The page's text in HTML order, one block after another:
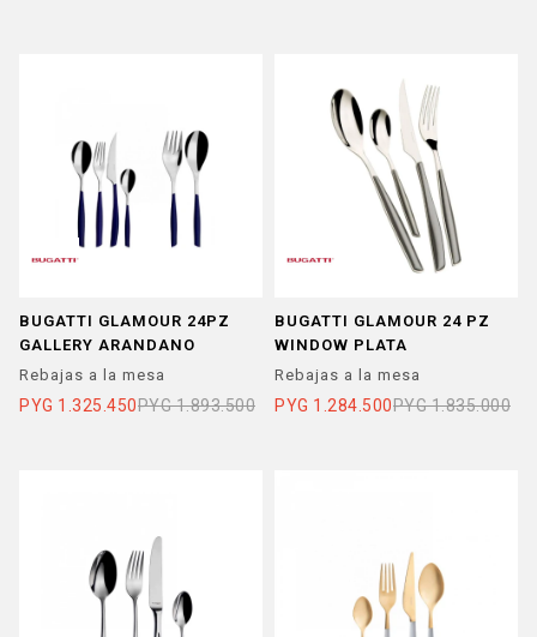
BUGATTI GLAMOUR 24PZ
GALLERY ARANDANO
Rebajas a la mesa
PYG 1.325.450PYG 1.893.500
BUGATTI GLAMOUR 24 PZ
WINDOW PLATA
Rebajas a la mesa
PYG 1.284.500PYG 1.835.000